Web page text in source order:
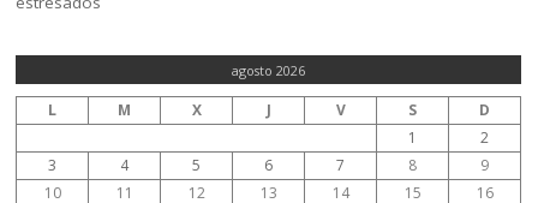
agosto 2026
L M X J V S
D
1
2
3
4 5 6 7 8
9
10
11 12 13 14 15 16